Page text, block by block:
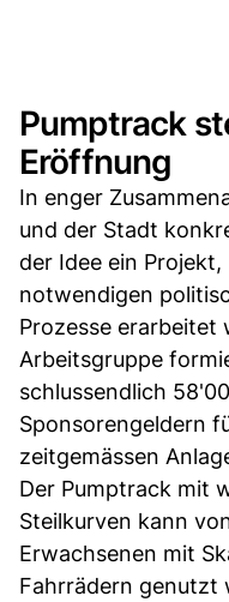
Pumptrack
Eröffnung
In enger
und der Stadt
der Idee ein
notwendigen
Prozesse erarbeitet
Arbeitsgruppe
schlussendlich
Sponsorengeldern
zeitgemässen
Der Pumptrack mit
Steilkurven kann
Erwachsenen mit
Fahrrädern genutzt